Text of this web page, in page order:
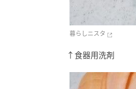
暮らしニスタ
↑食器用洗剤